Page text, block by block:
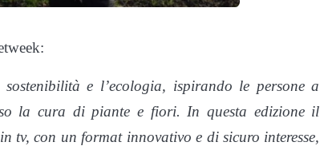
e l’ecologia, ispirando le persone a
la cura di piante e fiori. In questa edizione il
tv, con un format innovativo e di sicuro interesse,